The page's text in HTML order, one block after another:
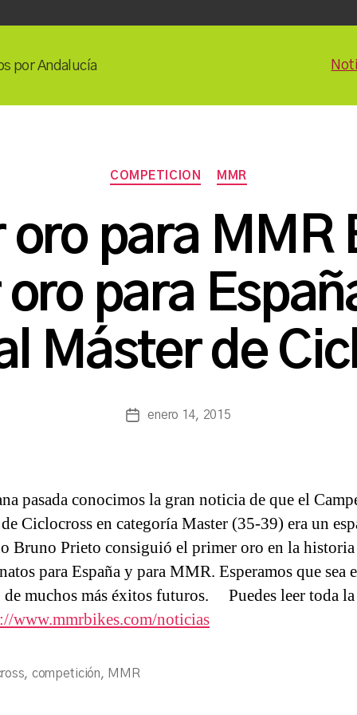
por Andalucía
Categorías
COMPETICION MMR
oro para MMR
para
Máster de
Autor
P
r
a
a
Fechaenero 14, 2015
pasada conocimos la gran noticia de que el
Ciclocross en categoría Master (35-39) era un
Bruno Prieto consiguió el primer oro en la
para España y para MMR. Esperamos que sea
muchos más éxitos futuros. Puedes leer toda
www.mmrbikes.com/noticias
, competición, MMR